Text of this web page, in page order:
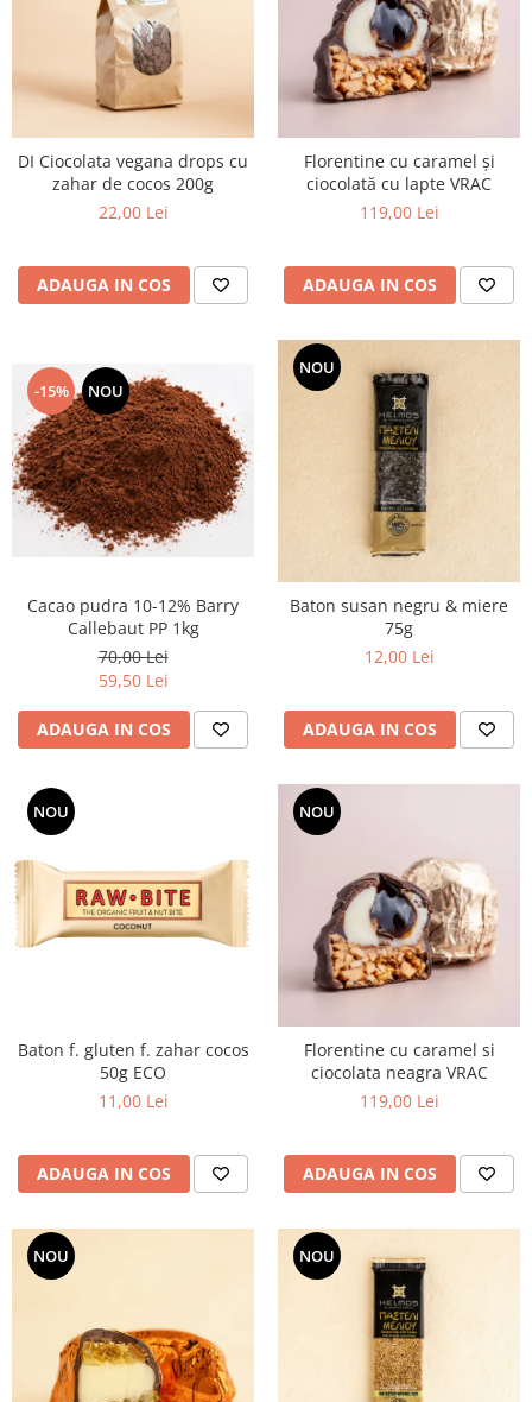
DI Ciocolata vegana drops cu
zahar de cocos 200g
22,00 Lei
ADAUGA IN COS
Florentine cu caramel și
ciocolată cu lapte VRAC
119,00 Lei
ADAUGA IN COS
-15% NOU
Cacao pudra 10-12% Barry
Callebaut PP 1kg
70,00 Lei
59,50 Lei
ADAUGA IN COS
NOU
Baton susan negru & miere
75g
12,00 Lei
ADAUGA IN COS
NOU
Baton f. gluten f. zahar cocos
50g ECO
11,00 Lei
ADAUGA IN COS
NOU
Florentine cu caramel si
ciocolata neagra VRAC
119,00 Lei
ADAUGA IN COS
NOU NOU